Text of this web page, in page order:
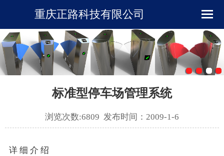
企业简介
产品展示
重庆正路科技有限公司
标准型停车场管理系统
浏览次数:6809 发布时间：2009-1-6
详 细 介 绍